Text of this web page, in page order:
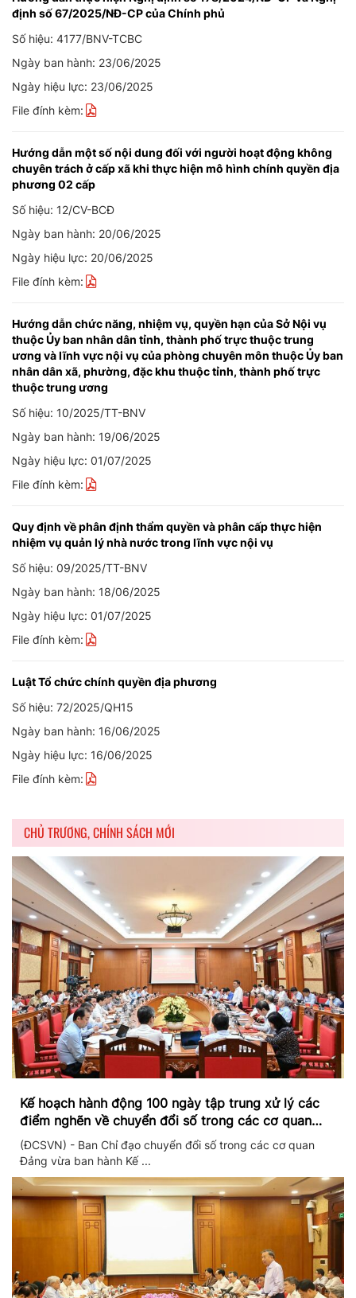
định số 67/2025/NĐ-CP của Chính phủ
Số hiệu: 4177/BNV-TCBC
Ngày ban hành: 23/06/2025
Ngày hiệu lực: 23/06/2025
File đính kèm:
Hướng dẫn một số nội dung đối với người hoạt động không
chuyên trách ở cấp xã khi thực hiện mô hình chính quyền địa
phương 02 cấp
Số hiệu: 12/CV-BCĐ
Ngày ban hành: 20/06/2025
Ngày hiệu lực: 20/06/2025
File đính kèm:
Hướng dẫn chức năng, nhiệm vụ, quyền hạn của Sở Nội vụ
thuộc Ủy ban nhân dân tỉnh, thành phố trực thuộc trung
ương và lĩnh vực nội vụ của phòng chuyên môn thuộc Ủy ban
nhân dân xã, phường, đặc khu thuộc tỉnh, thành phố trực
thuộc trung ương
Số hiệu: 10/2025/TT-BNV
Ngày ban hành: 19/06/2025
Ngày hiệu lực: 01/07/2025
File đính kèm:
Quy định về phân định thẩm quyền và phân cấp thực hiện
nhiệm vụ quản lý nhà nước trong lĩnh vực nội vụ
Số hiệu: 09/2025/TT-BNV
Ngày ban hành: 18/06/2025
Ngày hiệu lực: 01/07/2025
File đính kèm:
Luật Tổ chức chính quyền địa phương
Số hiệu: 72/2025/QH15
Ngày ban hành: 16/06/2025
Ngày hiệu lực: 16/06/2025
File đính kèm:
CHỦ TRƯƠNG, CHÍNH SÁCH MỚI
Kế hoạch hành động 100 ngày tập trung xử lý các
điểm nghẽn về chuyển đổi số trong các cơ quan
Đảng
(ĐCSVN) - Ban Chỉ đạo chuyển đổi số trong các cơ quan
Đảng vừa ban hành Kế ...